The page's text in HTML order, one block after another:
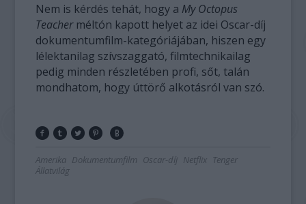
Nem is kérdés tehát, hogy a My Octopus
Teacherméltón kapott helyet az idei Oscar-díj
dokumentumfilm-kategóriájában, hiszen egy
lélektanilag szívszaggató, filmtechnikailag
pedig minden részletében profi, sőt, talán
mondhatom, hogy úttörő alkotásról van szó.
Amerika Dokumentumfilm Oscar-díj Netflix Tenger
Állatvilág